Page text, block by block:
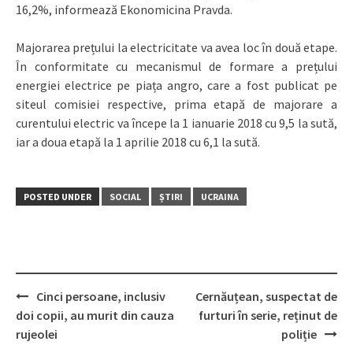
16,2%, informează Ekonomicina Pravda.
Majorarea prețului la electricitate va avea loc în două etape.
În conformitate cu mecanismul de formare a prețului
energiei electrice pe piața angro, care a fost publicat pe
siteul comisiei respective, prima etapă de majorare a
curentului electric va începe la 1 ianuarie 2018 cu 9,5 la sută,
iar a doua etapă la 1 aprilie 2018 cu 6,1 la sută.
POSTED UNDER SOCIAL ȘTIRI UCRAINA
Post
navigation
Cinci persoane, inclusiv
doi copii, au murit din cauza
rujeolei
Cernăuțean, suspectat de
furturi în serie, reținut de
poliție